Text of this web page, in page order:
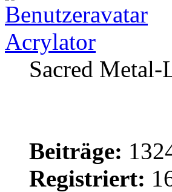
Acrylator
Sacred Metal-
Beiträge:
Registriert: